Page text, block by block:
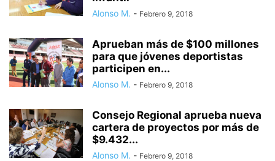
Alonso M. - Febrero 9, 2018
Aprueban más de $100 millones
para que jóvenes deportistas
participen en...
Alonso M. - Febrero 9, 2018
Consejo Regional aprueba nueva
cartera de proyectos por más de
$9.432...
Alonso M. - Febrero 9, 2018